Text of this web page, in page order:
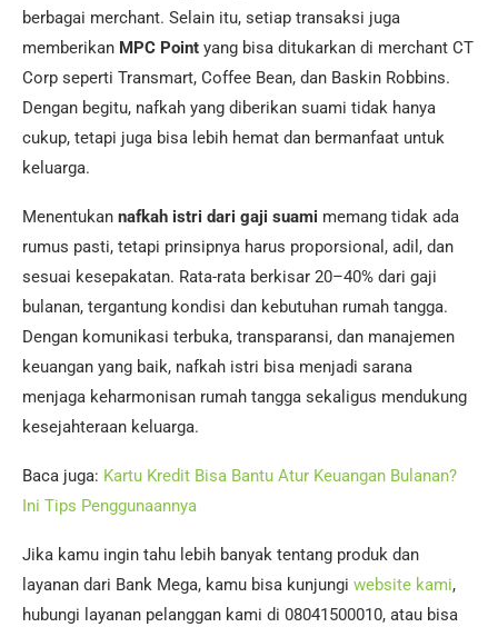
berbagai merchant. Selain itu, setiap transaksi juga
memberikan MPC Point yang bisa ditukarkan di merchant CT
Corp seperti Transmart, Coffee Bean, dan Baskin Robbins.
Dengan begitu, nafkah yang diberikan suami tidak hanya
cukup, tetapi juga bisa lebih hemat dan bermanfaat untuk
keluarga.
Menentukan nafkah istri dari gaji suami memang tidak ada
rumus pasti, tetapi prinsipnya harus proporsional, adil, dan
sesuai kesepakatan. Rata-rata berkisar 20–40% dari gaji
bulanan, tergantung kondisi dan kebutuhan rumah tangga.
Dengan komunikasi terbuka, transparansi, dan manajemen
keuangan yang baik, nafkah istri bisa menjadi sarana
menjaga keharmonisan rumah tangga sekaligus mendukung
kesejahteraan keluarga.
Baca juga: Kartu Kredit Bisa Bantu Atur Keuangan Bulanan?
Ini Tips Penggunaannya
Jika kamu ingin tahu lebih banyak tentang produk dan
layanan dari Bank Mega, kamu bisa kunjungi website kami,
hubungi layanan pelanggan kami di 08041500010, atau bisa